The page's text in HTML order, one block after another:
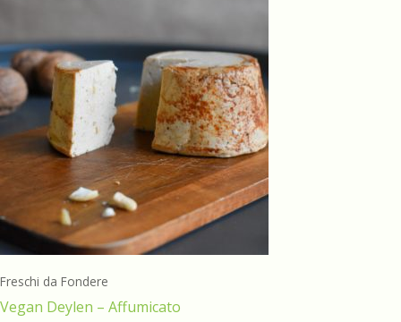
Freschi da Fondere
Vegan Deylen – Affumicato